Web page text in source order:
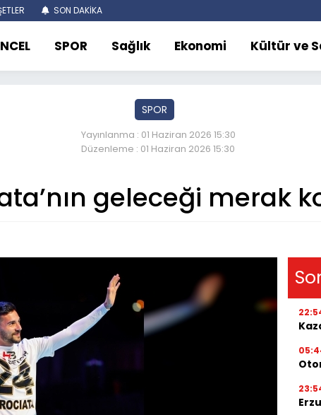
SON DAKİKA
SPOR Sağlık Ekonomi Kültür ve
SPOR
Yayınlanma : 01 Haziran 2026 15:30
Düzenleme : 01 Haziran 2026 15:30
geleceği merak